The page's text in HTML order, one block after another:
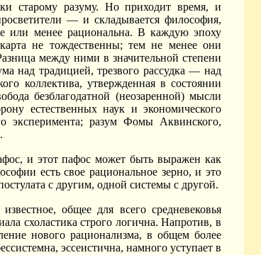
старому разуму. Но приходит время, и
— и складывается философия,
или менее рациональна. В каждую эпоху
не тождественны; тем не менее они
между ними в значительной степени
над традицией, трезвого рассудка — над
коллектива, утвержденная в состоянии
безблагодатной (неозаренной) мысли
естественных наук и экономического
эксперимента; разум Фомы Аквинского,
и этот пафос может быть выражен как
есть свое рациональное зерно, и это
с другим, одной системы с другой.
общее для всего средневековья
схоластика строго логична. Напротив, в
нового рационализма, в общем более
эссеистична, намного уступает в